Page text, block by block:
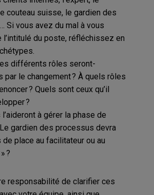
couteau suisse, le gardien des
Si vous avez du mal à vous
l’intitulé du poste, réfléchissez en
différents rôles seront-
par le changement ? À quels rôles
? Quels sont ceux qu’il
?
à gérer la phase de
gardien des processus devra
place au facilitateur ou au
?
responsabilité de clarifier ces